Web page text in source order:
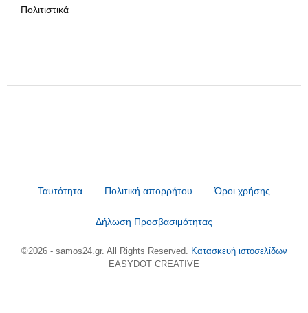
Πολιτιστικά
Ταυτότητα Πολιτική απορρήτου Όροι χρήσης
Δήλωση Προσβασιμότητας
©2026 - samos24.gr. All Rights Reserved. Κατασκευή ιστοσελίδων
EASYDOT CREATIVE